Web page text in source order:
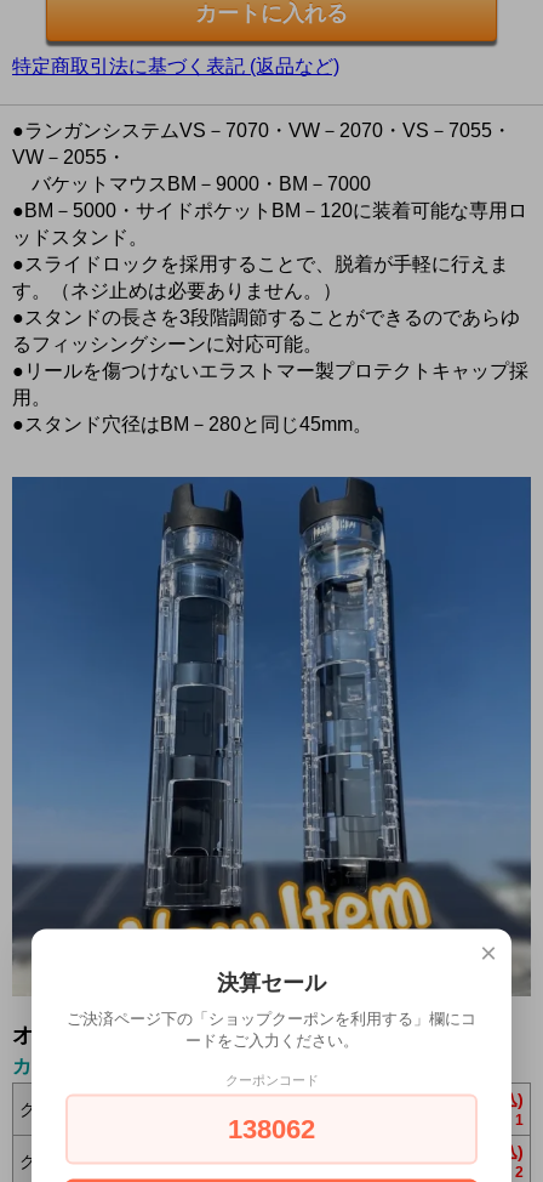
特定商取引法に基づく表記 (返品など)
●ランガンシステムVS－7070・VW－2070・VS－7055・
VW－2055・
バケットマウスBM－9000・BM－7000
●BM－5000・サイドポケットBM－120に装着可能な専用ロ
ッドスタンド。
●スライドロックを採用することで、脱着が手軽に行えま
す。（ネジ止めは必要ありません。）
●スタンドの長さを3段階調節することができるのであらゆ
るフィッシングシーンに対応可能。
●リールを傷つけないエラストマー製プロテクトキャップ採
用。
●スタンド穴径はBM－280と同じ45mm。
オプションの値段詳細
カラー
クリアブラック／ブラック 2,376円(税込)
1
クリアブルー／ブラック 2,376円(税込)
2
×
決算セール
ご決済ページ下の「ショップクーポンを利用する」欄にコ
ードをご入力ください。
クーポンコード
138062